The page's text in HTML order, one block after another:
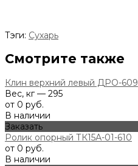
Тэги: Сухарь
Смотрите также
Клин верхний левый ДРО-609
Вес, кг — 295
от 0 руб.
В наличии
Заказать
Ролик опорный ТК15А-01-610
от 0 руб.
В наличии